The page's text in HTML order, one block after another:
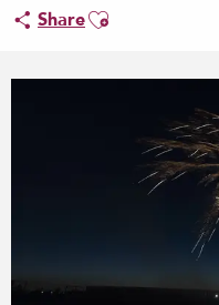
ShareAjouter aux favoris